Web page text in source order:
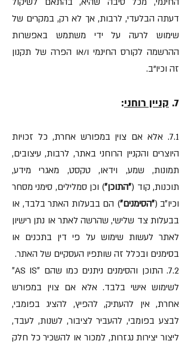
דעתה הבלעדי, לרבות, אך לא רק, במקרים של
שימוש לרעה על ידי משתמש באפשרות
ההרשמה לקורס החינמי ו/או הפרה של תקנון
זה וכיו"ב.
7. קניין רוחני:
7.1. אלא אם צוין במפורש אחרת, כל זכויות
היוצרים והקניין הרוחני באתר, לרבות, עיצובים,
תמונות, שמע, וידאו, טקסט, מאגרי מידע,
תוכנות, קוד (״התוכן״) וכן סמלילים, סימני מסחר
וכיו״ב (״הסימנים״) הם בבעלות האתר בלבד, או
בבעלות צד שלישי, שהרשה לאתר או נתן רישיון
לאתר לעשות שימוש על פי דין בתכנים או
בסימנים ובכלל זה שותפיו העסקיים של האתר.
7.2. התוכן והסימנים ניתנים כמו שהם ״AS IS״
לשימוש אישי בלבד. אלא אם צוין במפורש
אחרת, אין להעתיק, להפיץ, להציג בפומבי,
לבצע בפומבי, להעביר לציבור, לשנות, לעבד,
ליצור יצירות נגזרות, למכור או להשכיר כל חלק